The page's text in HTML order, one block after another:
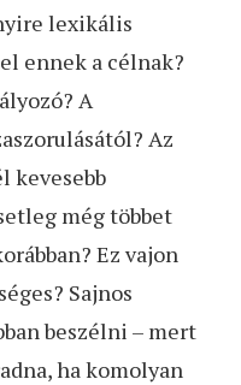
lexikális
ennek a célnak?
A
Az
kevesebb
még többet
Ez vajon
Sajnos
beszélni – mert
ha komolyan